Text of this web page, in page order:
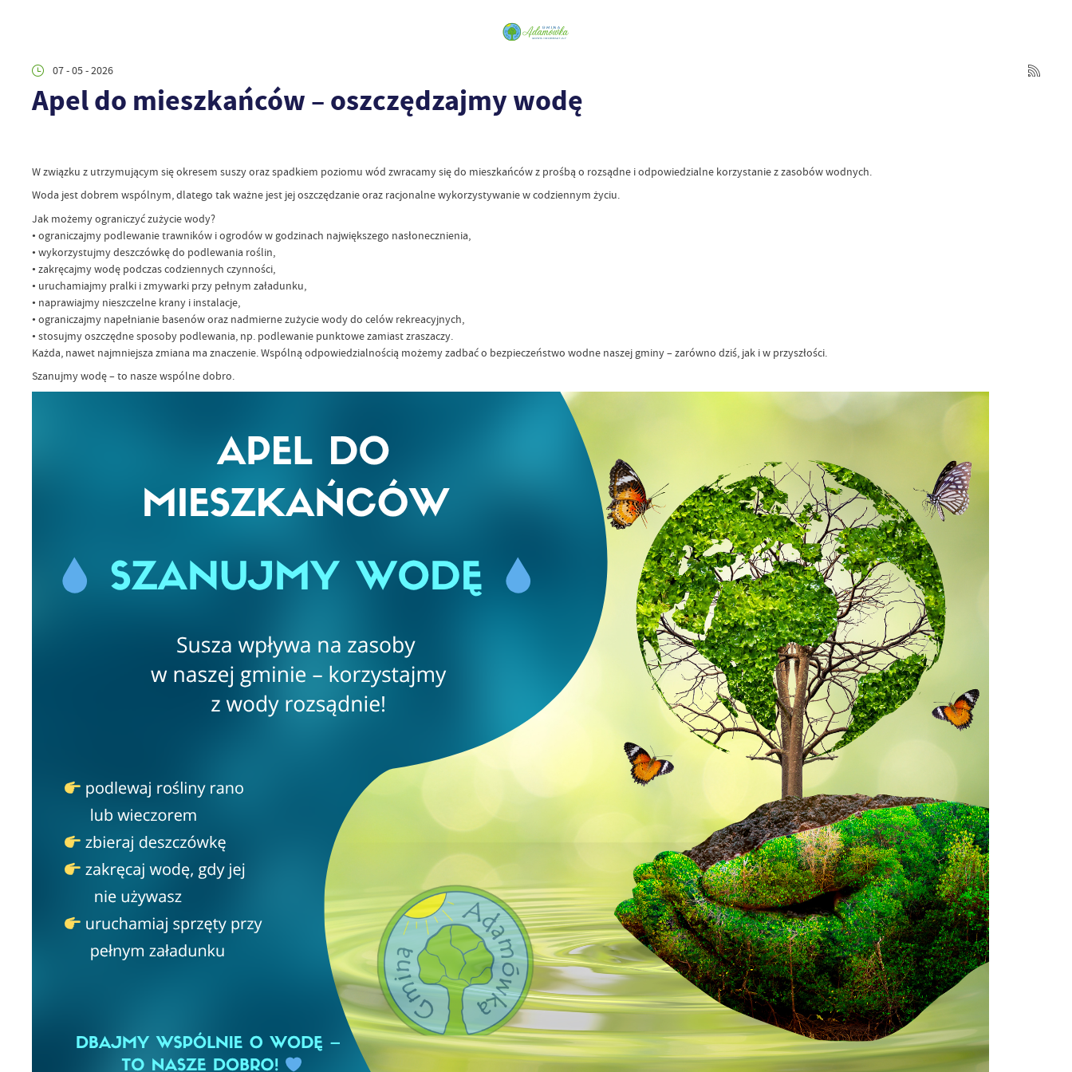
07 - 05 - 2026
Apel do mieszkańców – oszczędzajmy wodę
W związku z utrzymującym się okresem suszy oraz spadkiem poziomu wód zwracamy się do mieszkańców z prośbą o rozsądne i odpowiedzialne korzystanie z zasobów wodnych.
Woda jest dobrem wspólnym, dlatego tak ważne jest jej oszczędzanie oraz racjonalne wykorzystywanie w codziennym życiu.
Jak możemy ograniczyć zużycie wody?
• ograniczajmy podlewanie trawników i ogrodów w godzinach największego nasłonecznienia,
• wykorzystujmy deszczówkę do podlewania roślin,
• zakręcajmy wodę podczas codziennych czynności,
• uruchamiajmy pralki i zmywarki przy pełnym załadunku,
• naprawiajmy nieszczelne krany i instalacje,
• ograniczajmy napełnianie basenów oraz nadmierne zużycie wody do celów rekreacyjnych,
• stosujmy oszczędne sposoby podlewania, np. podlewanie punktowe zamiast zraszaczy.
Każda, nawet najmniejsza zmiana ma znaczenie. Wspólną odpowiedzialnością możemy zadbać o bezpieczeństwo wodne naszej gminy – zarówno dziś, jak i w przyszłości.
Szanujmy wodę – to nasze wspólne dobro.